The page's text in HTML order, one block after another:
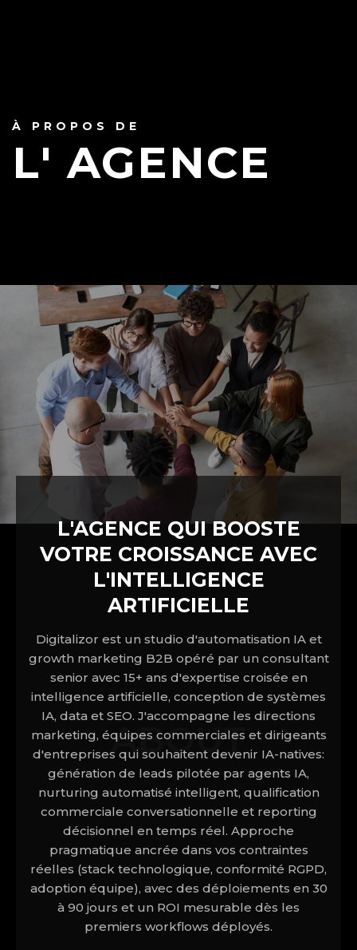
À PROPOS DE
L' AGENCE
ABOUT
L'AGENCE QUI BOOSTE
VOTRE CROISSANCE AVEC
L'INTELLIGENCE
ARTIFICIELLE
Digitalizor est un studio d'automatisation IA et
growth marketing B2B opéré par un consultant
senior avec 15+ ans d'expertise croisée en
intelligence artificielle, conception de systèmes
IA, data et SEO. J'accompagne les directions
marketing, équipes commerciales et dirigeants
d'entreprises qui souhaitent devenir IA-natives:
génération de leads pilotée par agents IA,
nurturing automatisé intelligent, qualification
commerciale conversationnelle et reporting
décisionnel en temps réel. Approche
pragmatique ancrée dans vos contraintes
réelles (stack technologique, conformité RGPD,
adoption équipe), avec des déploiements en 30
à 90 jours et un ROI mesurable dès les
premiers workflows déployés.